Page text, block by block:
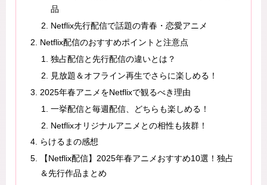
品
Netflix先行配信で話題の青春・恋愛アニメ
Netflix配信のおすすめポイントと注意点
独占配信と先行配信の違いとは？
見放題＆オフライン再生でさらに楽しめる！
2025年春アニメをNetflixで観るべき理由
一挙配信と毎週配信、どちらも楽しめる！
Netflixオリジナルアニメとの相性も抜群！
らけるまの感想
【Netflix配信】2025年春アニメおすすめ10選！独占
＆先行作品まとめ